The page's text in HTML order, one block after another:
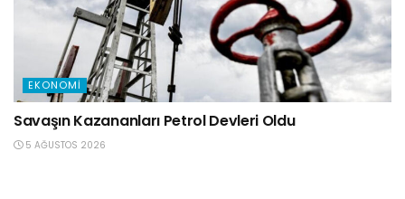
EKONOMI
Savaşın Kazananları Petrol Devleri Oldu
5 AĞUSTOS 2026